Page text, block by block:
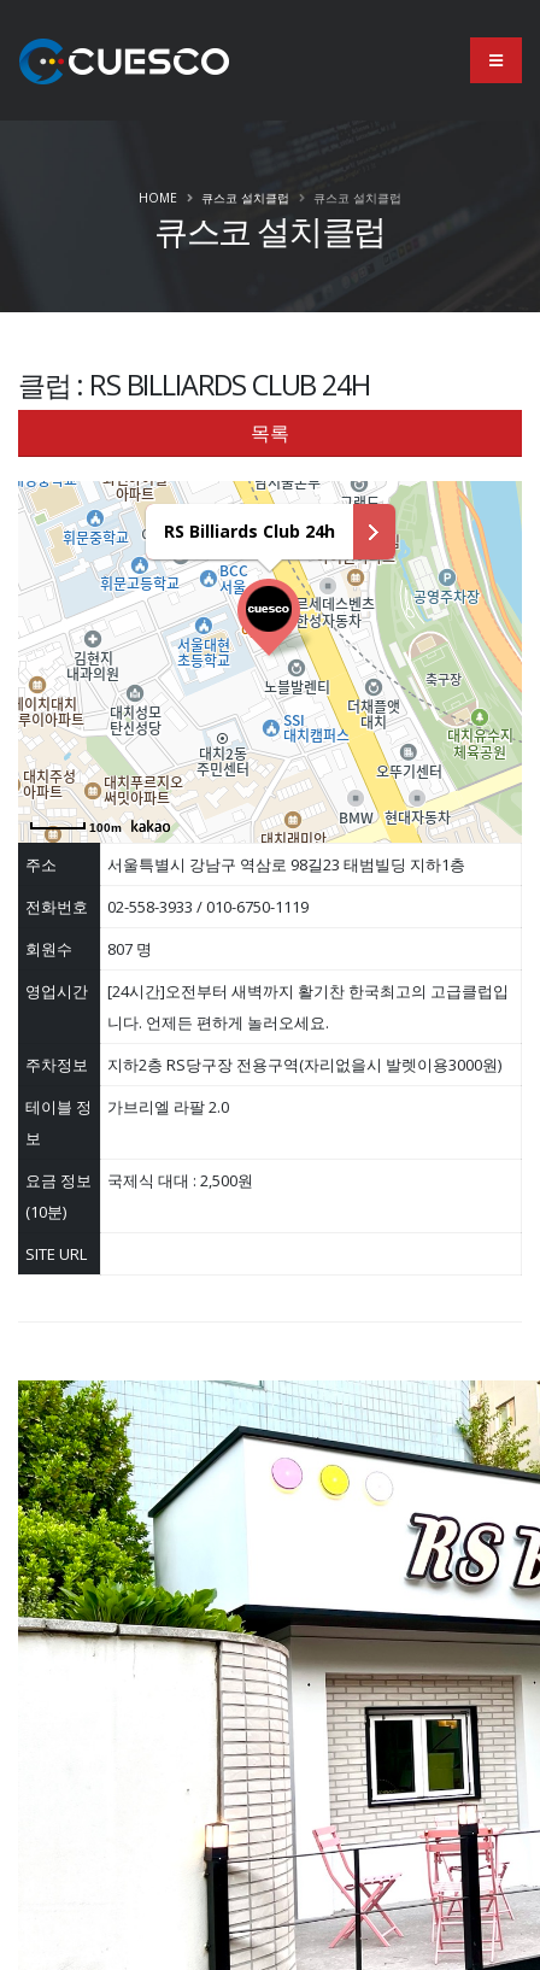
큐스코 설치클럽
HOME 큐스코 설치클럽 큐스코 설치클럽
클럽 : RS BILLIARDS CLUB 24H
목록
RS Billiards Club 24h
100m
주소
서울특별시 강남구 역삼로 98길23 태범빌딩 지하1층
전화번호
02-558-3933 / 010-6750-1119
회원수
807 명
영업시간
[24시간]오전부터 새벽까지 활기찬 한국최고의 고급클럽입
니다. 언제든 편하게 놀러오세요.
주차정보
지하2층 RS당구장 전용구역(자리없을시 발렛이용3000원)
테이블 정
보
가브리엘 라팔 2.0
요금 정보
(10분)
국제식 대대 : 2,500원
SITE URL